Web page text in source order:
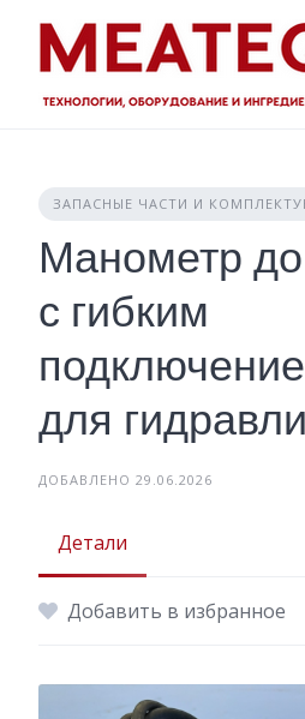
content
ЗАПАСНЫЕ ЧАСТИ И
Манометр
с гибким
для
ДОБАВЛЕНО 29.06.2026
Детали
Добавить в избранное